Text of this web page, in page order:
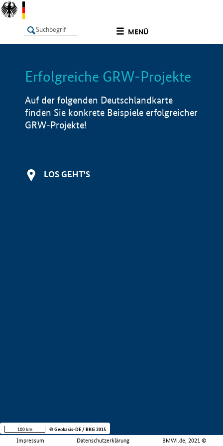
MENÜ
LISTE Info
Erfolgreiche GRW-Projekte
Auf der folgenden Deutschlandkarte
finden Sie konkrete Beispiele erfolgreicher
GRW-Projekte!
LOS GEHT'S
Impressum Datenschutzerklärung BMWi.de, 2021 ©
100 km © Geobasis-DE / BKG 2015